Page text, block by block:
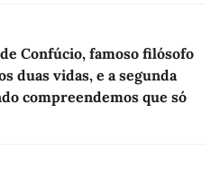
Confúcio, famoso filósofo
duas vidas, e a segunda
compreendemos que só